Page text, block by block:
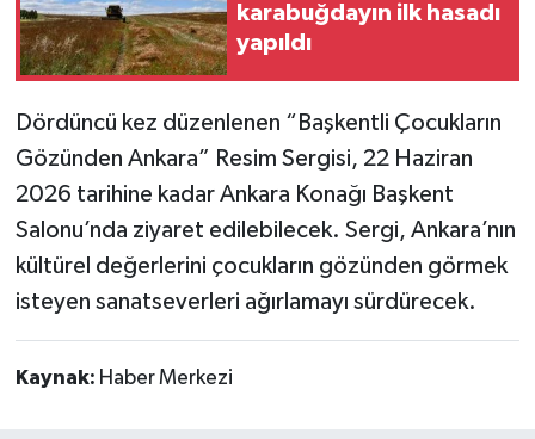
karabuğdayın ilk hasadı
yapıldı
Dördüncü kez düzenlenen “Başkentli Çocukların
Gözünden Ankara” Resim Sergisi, 22 Haziran
2026 tarihine kadar Ankara Konağı Başkent
Salonu’nda ziyaret edilebilecek. Sergi, Ankara’nın
kültürel değerlerini çocukların gözünden görmek
isteyen sanatseverleri ağırlamayı sürdürecek.
Kaynak: Haber Merkezi